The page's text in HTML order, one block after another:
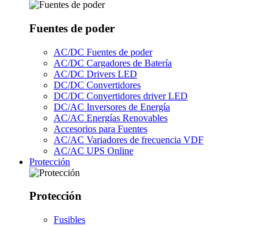
Fuentes de poder
AC/DC Fuentes de poder
AC/DC Cargadores de Batería
AC/DC Drivers LED
DC/DC Convertidores
DC/DC Convertidores driver LED
DC/AC Inversores de Energía
AC/AC Energías Renovables
Accesorios para Fuentes
AC/AC Variadores de frecuencia VDF
AC/AC UPS Online
Protección
Protección
Fusibles